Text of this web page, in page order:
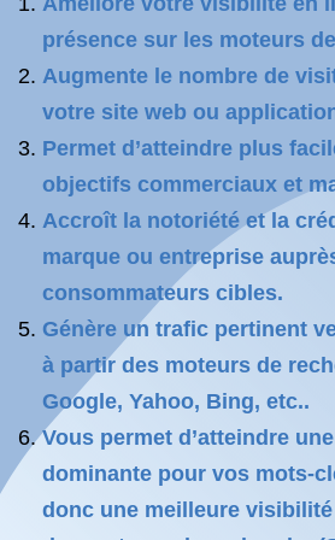
présence sur les moteurs
Augmente le nombre de
votre site web ou
Permet d’atteindre plus
objectifs commerciaux et
Accroît la notoriété et la
marque ou entreprise
consommateurs cibles.
Génère un trafic pertinent
à partir des moteurs de
Google, Yahoo, Bing, etc..
Vous permet d’atteindre
dominante pour vos mots-
donc une meilleure